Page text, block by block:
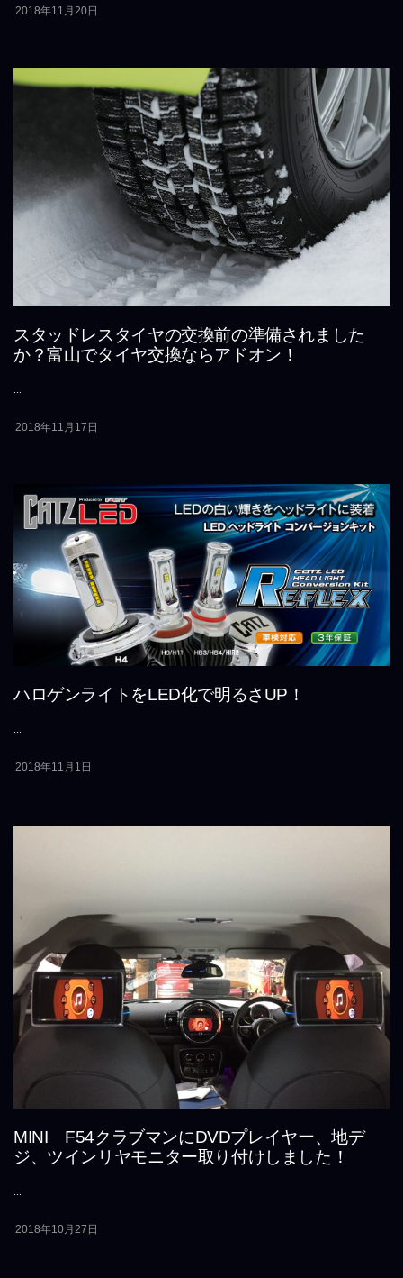
2018年11月20日
スタッドレスタイヤの交換前の準備されました
か？富山でタイヤ交換ならアドオン！
2018年11月17日
ハロゲンライトをLED化で明るさUP！
...
2018年11月1日
MINI F54クラブマンにDVDプレイヤー、地デ
ジ、ツインリヤモニター取り付けしました！
2018年10月27日